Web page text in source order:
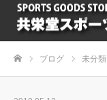
ブログ 未分類